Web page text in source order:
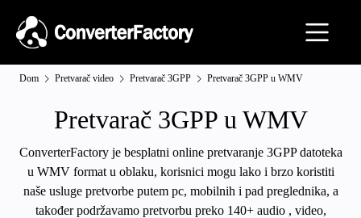
Dom Pretvarač video Pretvarač 3GPP Pretvarač 3GPP u WMV
Pretvarač 3GPP u WMV
ConverterFactory je besplatni online pretvaranje 3GPP datoteka
u WMV format u oblaku, korisnici mogu lako i brzo koristiti
naše usluge pretvorbe putem pc, mobilnih i pad preglednika, a
također podržavamo pretvorbu preko 140+ audio , video,